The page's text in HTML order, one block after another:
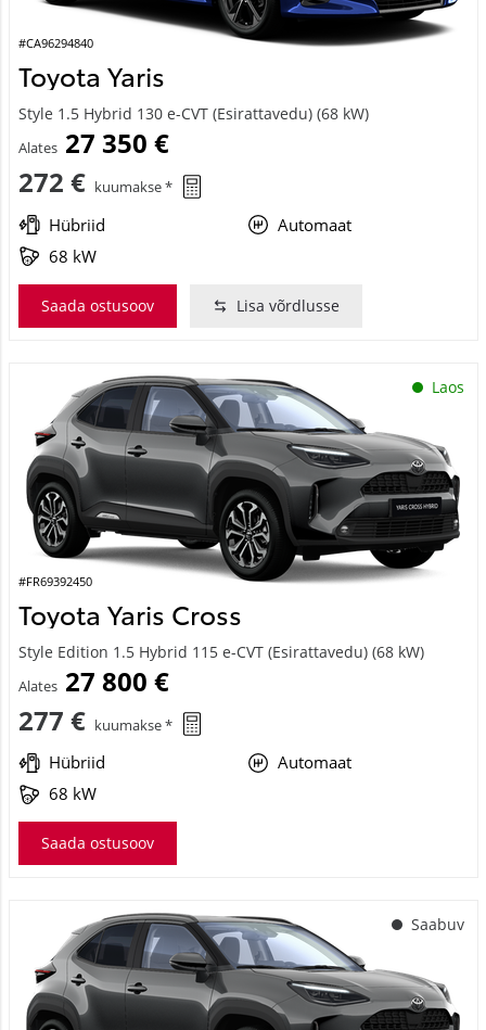
#CA96294840
Toyota Yaris
Style 1.5 Hybrid 130 e-CVT (Esirattavedu) (68 kW)
Alates 27 350 €
272 € kuumakse *
Hübriid
Automaat
68 kW
Saada ostusoov Lisa võrdlusse
Laos
#FR69392450
Toyota Yaris Cross
Style Edition 1.5 Hybrid 115 e-CVT (Esirattavedu) (68 kW)
Alates 27 800 €
277 € kuumakse *
Hübriid
Automaat
68 kW
Saada ostusoov
Saabuv